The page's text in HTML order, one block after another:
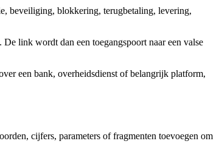
beveiliging, blokkering, terugbetaling, levering,
link wordt dan een toegangspoort naar een valse
een bank, overheidsdienst of belangrijk platform,
cijfers, parameters of fragmenten toevoegen om